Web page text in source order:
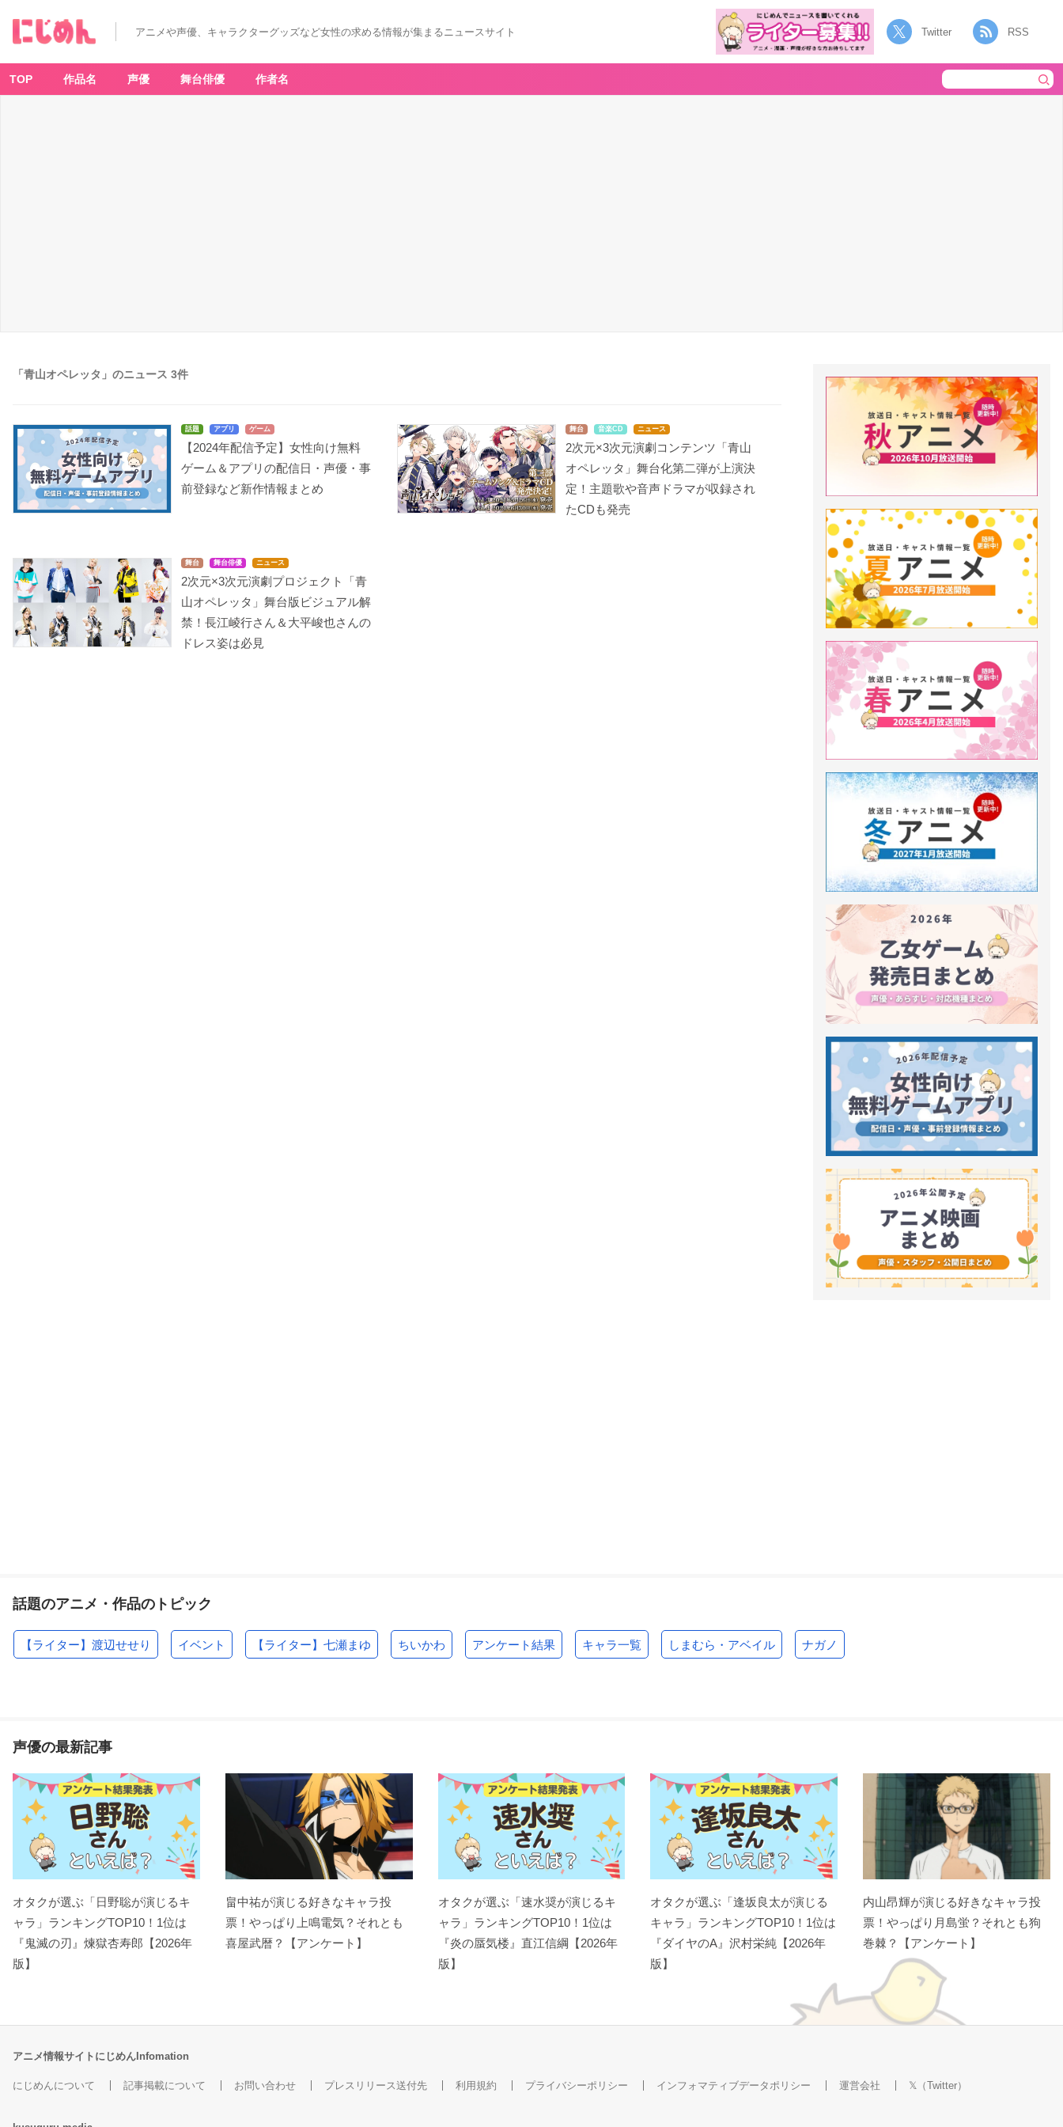
アニメや声優、キャラクターグッズなど女性の求める情報が集まるニュースサイト Twitter RSS
TOP 作品名 声優 舞台俳優 作者名
「青山オペレッタ」のニュース 3件
話題 アプリ ゲーム
【2024年配信予定】女性向け無料
ゲーム＆アプリの配信日・声優・事
前登録など新作情報まとめ
舞台 音楽CD ニュース
2次元×3次元演劇コンテンツ「青山
オペレッタ」舞台化第二弾が上演決
定！主題歌や音声ドラマが収録され
たCDも発売
舞台 舞台俳優 ニュース
2次元×3次元演劇プロジェクト「青
山オペレッタ」舞台版ビジュアル解
禁！長江崚行さん＆大平峻也さんの
ドレス姿は必見
話題のアニメ・作品のトピック
【ライター】渡辺せせり イベント 【ライター】七瀬まゆ ちいかわ アンケート結果 キャラ一覧 しまむら・アベイル ナガノ
声優の最新記事
オタクが選ぶ「日野聡が演じるキ
ャラ」ランキングTOP10！1位は
『鬼滅の刃』煉󠄁獄杏寿郎【2026年
版】
畠中祐が演じる好きなキャラ投
票！やっぱり上鳴電気？それとも
喜屋武暦？【アンケート】
オタクが選ぶ「速水奨が演じるキ
ャラ」ランキングTOP10！1位は
『炎の蜃気楼』直江信綱【2026年
版】
オタクが選ぶ「逢坂良太が演じる
キャラ」ランキングTOP10！1位は
『ダイヤのA』沢村栄純【2026年
版】
内山昂輝が演じる好きなキャラ投
票！やっぱり月島蛍？それとも狗
巻棘？【アンケート】
アニメ情報サイトにじめんInfomation
にじめんについて 記事掲載について お問い合わせ プレスリリース送付先 利用規約 プライバシーポリシー インフォマティブデータポリシー 運営会社 𝕏（Twitter）